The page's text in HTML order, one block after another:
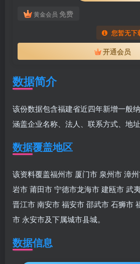
黄金会员 免费
您暂无下
开通会员
数据简介
该份数据包含福建省近四年新增一般
涵盖企业名称、法人、联系方式、地
数据覆盖地区
该资料覆盖福州市 厦门市 泉州市 漳
岩市 莆田市 宁德市龙海市 建瓯市 武
晋江市 南安市 福安市 邵武市 石狮市
市 永安市及下属城市县城。
数据信息